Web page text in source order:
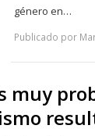
género en…
Publicado por
muy